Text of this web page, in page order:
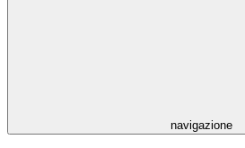
navigazione